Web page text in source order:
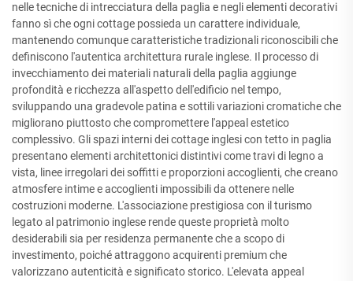
nelle tecniche di intrecciatura della paglia e negli elementi decorativi
fanno sì che ogni cottage possieda un carattere individuale,
mantenendo comunque caratteristiche tradizionali riconoscibili che
definiscono l'autentica architettura rurale inglese. Il processo di
invecchiamento dei materiali naturali della paglia aggiunge
profondità e ricchezza all'aspetto dell'edificio nel tempo,
sviluppando una gradevole patina e sottili variazioni cromatiche che
migliorano piuttosto che compromettere l'appeal estetico
complessivo. Gli spazi interni dei cottage inglesi con tetto in paglia
presentano elementi architettonici distintivi come travi di legno a
vista, linee irregolari dei soffitti e proporzioni accoglienti, che creano
atmosfere intime e accoglienti impossibili da ottenere nelle
costruzioni moderne. L'associazione prestigiosa con il turismo
legato al patrimonio inglese rende queste proprietà molto
desiderabili sia per residenza permanente che a scopo di
investimento, poiché attraggono acquirenti premium che
valorizzano autenticità e significato storico. L'elevata appeal